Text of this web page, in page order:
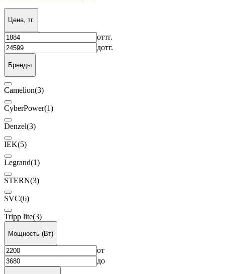
Цена, тг.
оттг.
дотг.
Бренды
Camelion(3)
CyberPower(1)
Denzel(3)
IEK(5)
Legrand(1)
STERN(3)
SVC(6)
Tripp lite(3)
Мощность (Вт)
от
до